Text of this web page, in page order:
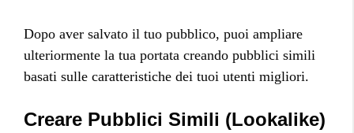
Dopo aver salvato il tuo pubblico, puoi ampliare
ulteriormente la tua portata creando pubblici simili
basati sulle caratteristiche dei tuoi utenti migliori.
Creare Pubblici Simili (Lookalike)